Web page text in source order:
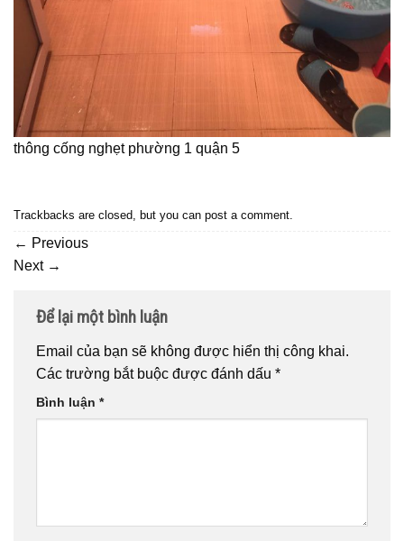
thông cống nghẹt phường 1 quận 5
Trackbacks are closed, but you can post a comment
← Previous
Next →
Để lại một bình luận
Email của bạn sẽ không được hiển thị công khai.
Các trường bắt buộc được đánh dấu *
Bình luận *